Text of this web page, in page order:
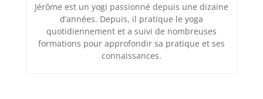
Jérôme est un yogi passionné depuis une dizaine
d’années. Depuis, il pratique le yoga
quotidiennement et a suivi de nombreuses
formations pour approfondir sa pratique et ses
connaissances.